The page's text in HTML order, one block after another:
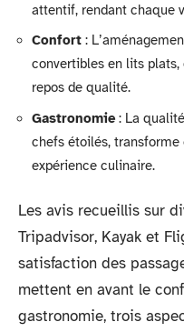
attentif, rendant chaque
Confort :
convertibles en lits
repos de qualité.
Gastronomie: La
chefs étoilés,
expérience culinaire.
Les avis recueillis sur
Tripadvisor, Kayak et
satisfaction des
mettent en avant le
gastronomie, trois